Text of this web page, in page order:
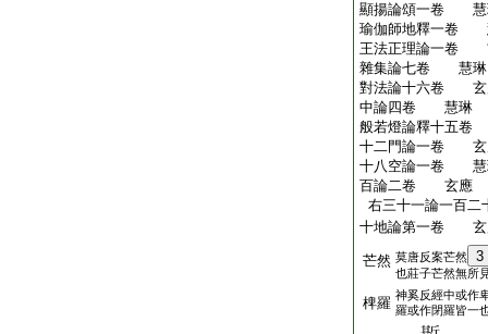
顯揚論頌一卷 慧
瑜伽師地釋一卷
王法正理論一卷
雜集論七卷 慧琳
對法論十六卷 玄
中論四卷 慧琳
般若燈論釋十五
十二門論一卷 玄
十八空論一卷 慧
百論二卷 玄應
右三十一論一百二
十地論第一卷 玄
芒然 莫唐反案芒然 3
也莊子芒然無所
椑羅 神奚反經中或作
羅或作閉羅皆一